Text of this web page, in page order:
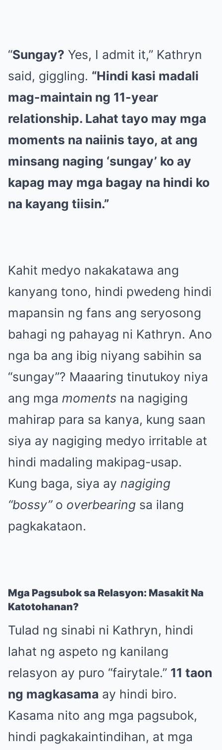
“Sungay? Yes, I admit it,” Kathryn
said, giggling. “Hindi kasi madali
mag-maintain ng 11-year
relationship. Lahat tayo may mga
moments na naiinis tayo, at ang
minsang naging ‘sungay’ ko ay
kapag may mga bagay na hindi ko
na kayang tiisin.”
Kahit medyo nakakatawa ang
kanyang tono, hindi pwedeng hindi
mapansin ng fans ang seryosong
bahagi ng pahayag ni Kathryn. Ano
nga ba ang ibig niyang sabihin sa
“sungay”? Maaaring tinutukoy niya
ang mga moments na nagiging
mahirap para sa kanya, kung saan
siya ay nagiging medyo irritable at
hindi madaling makipag-usap.
Kung baga, siya ay nagiging
“bossy”o overbearing sa ilang
pagkakataon.
Mga Pagsubok sa Relasyon: Masakit Na
Katotohanan?
Tulad ng sinabi ni Kathryn, hindi
lahat ng aspeto ng kanilang
relasyon ay puro “fairytale.” 11 taon
ng magkasama ay hindi biro.
Kasama nito ang mga pagsubok,
hindi pagkakaintindihan, at mga